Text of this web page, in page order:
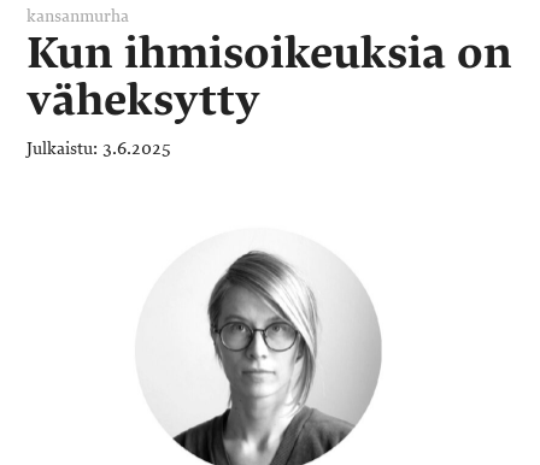
kansanmurha
Kun ihmisoikeuksia on
väheksytty
3.6.2025